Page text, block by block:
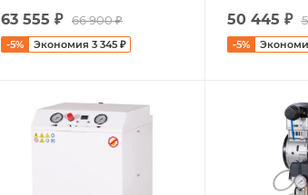
63 555 ₽ 66 900₽
-5% Экономия 3 345 ₽
50 445 ₽
-5%